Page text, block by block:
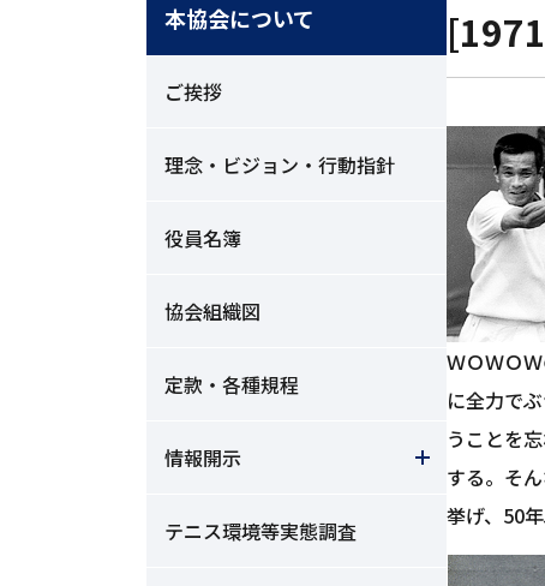
ＷＯＷＯ
に全力で
うことを
する。そ
挙げ、50
本協会について
ご挨拶
理念・ビジョン・行動指針
役員名簿
協会組織図
定款・各種規程
情報開示
テニス環境等実態調査